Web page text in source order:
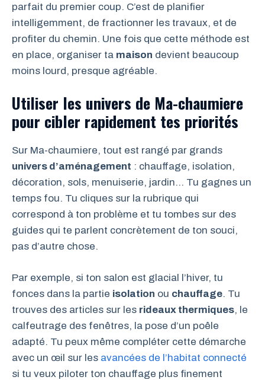
parfait du premier coup. C’est de planifier
intelligemment, de fractionner les travaux, et de
profiter du chemin. Une fois que cette méthode est
en place, organiser ta maison devient beaucoup
moins lourd, presque agréable.
Utiliser les univers de Ma-chaumiere
pour cibler rapidement tes priorités
Sur Ma-chaumiere, tout est rangé par grands
univers d’aménagement : chauffage, isolation,
décoration, sols, menuiserie, jardin… Tu gagnes un
temps fou. Tu cliques sur la rubrique qui
correspond à ton problème et tu tombes sur des
guides qui te parlent concrètement de ton souci,
pas d’autre chose.
Par exemple, si ton salon est glacial l’hiver, tu
fonces dans la partie isolation ou chauffage. Tu
trouves des articles sur les rideaux thermiques, le
calfeutrage des fenêtres, la pose d’un poêle
adapté. Tu peux même compléter cette démarche
avec un œil sur les avancées de l’habitat connecté
si tu veux piloter ton chauffage plus finement